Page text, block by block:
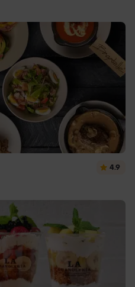
4.9